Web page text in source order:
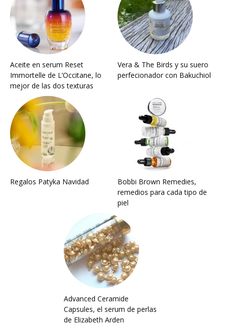
Aceite en serum Reset
Immortelle de L’Occitane, lo
mejor de las dos texturas
Vera & The Birds y su suero
perfecionador con Bakuchiol
Regalos Patyka Navidad
Bobbi Brown Remedies,
remedios para cada tipo de
piel
Advanced Ceramide
Capsules, el serum de perlas
de Elizabeth Arden